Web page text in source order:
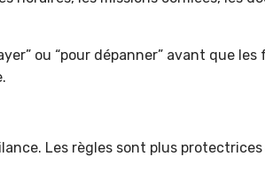
ou “pour dépanner” avant que
Les règles sont plus